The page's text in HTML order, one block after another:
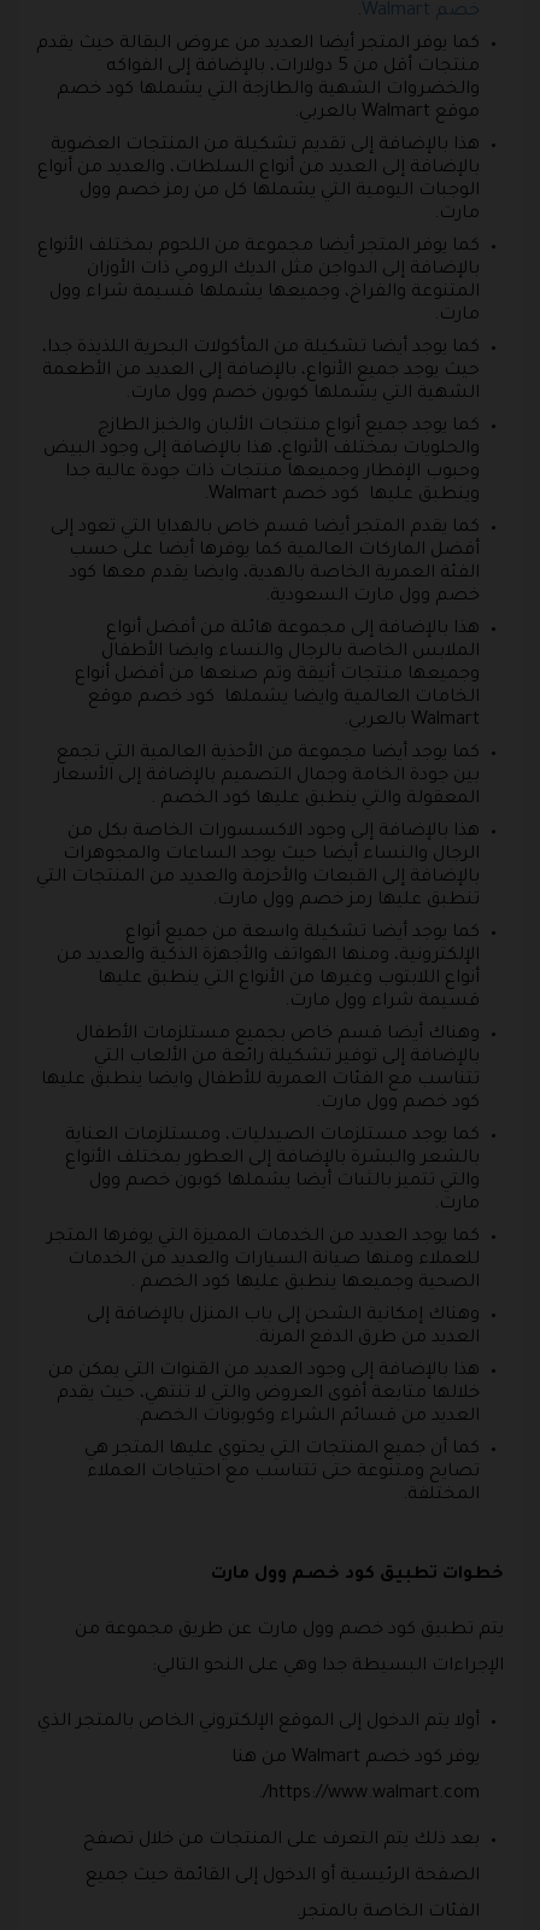
خصم Walmart
.
كما يوفر المتجر أيضا العديد من عروض البقالة حيث يقدم
منتجات أقل من 5 دولارات، بالإضافة إلى الفواكه
والخضروات الشهية والطازجة التي يشملها كود خصم
موقع Walmart بالعربي.
هذا بالإضافة إلى تقديم تشكيلة من المنتجات العضوية
بالإضافة إلى العديد من أنواع السلطات، والعديد من أنواع
الوجبات اليومية التي يشملها كل من رمز خصم وول
مارت.
كما يوفر المتجر أيضا مجموعة من اللحوم بمختلف الأنواع
بالإضافة إلى الدواجن مثل الديك الرومي ذات الأوزان
المتنوعة والفراخ، وجميعها يشملها قسيمة شراء وول
مارت.
كما يوجد أيضا تشكيلة من المأكولات البحرية اللذيذة جدا،
حيث يوجد جميع الأنواع، بالإضافة إلى العديد من الأطعمة
الشهية التي يشملها كوبون خصم وول مارت.
كما يوجد جميع أنواع منتجات الألبان والخبز الطازج
والحلويات بمختلف الأنواع، هذا بالإضافة إلى وجود البيض
وحبوب الإفطار وجميعها منتجات ذات جودة عالية جدا
وينطبق عليها كود خصم Walmart.
كما يقدم المتجر أيضا قسم خاص بالهدايا التي تعود إلى
أفضل الماركات العالمية كما يوفرها أيضا على حسب
الفئة العمرية الخاصة بالهدية، وايضا يقدم معها كود
خصم وول مارت السعودية.
هذا بالإضافة إلى مجموعة هائلة من أفضل أنواع
الملابس الخاصة بالرجال والنساء وايضا الأطفال
وجميعها منتجات أنيقة وتم صنعها من أفضل أنواع
الخامات العالمية وايضا يشملها كود خصم موقع
Walmart بالعربي.
كما يوجد أيضا مجموعة من الأحذية العالمية التي تجمع
بين جودة الخامة وجمال التصميم بالإضافة إلى الأسعار
المعقولة والتي ينطبق عليها كود الخصم .
هذا بالإضافة إلى وجود الاكسسورات الخاصة بكل من
الرجال والنساء أيضا حيث يوجد الساعات والمجوهرات
بالإضافة إلى القبعات والأحزمة والعديد من المنتجات التي
تنطبق عليها رمز خصم وول مارت.
كما يوجد أيضا تشكيلة واسعة من جميع أنواع
الإلكترونية، ومنها الهواتف والأجهزة الذكية والعديد من
أنواع اللابتوب وغيرها من الأنواع التي ينطبق عليها
قسيمة شراء وول مارت.
وهناك أيضا قسم خاص بجميع مستلزمات الأطفال
بالإضافة إلى توفير تشكيلة رائعة من الألعاب التي
تتناسب مع الفئات العمرية للأطفال وايضا ينطبق عليها
كود خصم وول مارت.
كما يوجد مستلزمات الصيدليات، ومستلزمات العناية
بالشعر والبشرة بالإضافة إلى العطور بمختلف الأنواع
والتي تتميز بالثبات أيضا يشملها كوبون خصم وول
مارت.
كما يوجد العديد من الخدمات المميزة التي يوفرها المتجر
للعملاء ومنها صيانة السيارات والعديد من الخدمات
الصحية وجميعها ينطبق عليها كود الخصم .
وهناك إمكانية الشحن إلى باب المنزل بالإضافة إلى
العديد من طرق الدفع المرنة.
هذا بالإضافة إلى وجود العديد من القنوات التي يمكن من
خلالها متابعة أقوى العروض والتي لا تنتهي، حيث يقدم
العديد من قسائم الشراء وكوبونات الخصم.
كما أن جميع المنتجات التي يحتوي عليها المتجر هي
تصايح ومتنوعة حتى تتناسب مع احتياجات العملاء
المختلفة.
خطوات تطبيق كود خصم وول مارت
يتم تطبيق كود خصم وول مارت عن طريق مجموعة من
الإجراءات البسيطة جدا وهي على النحو التالي:
أولا يتم الدخول إلى الموقع الإلكتروني الخاص بالمتجر الذي
يوفر كود خصم Walmart من هنا
https://www.walmart.com/.
بعد ذلك يتم التعرف على المنتجات من خلال تصفح
الصفحة الرئيسية أو الدخول إلى القائمة حيث جميع
الفئات الخاصة بالمتجر.